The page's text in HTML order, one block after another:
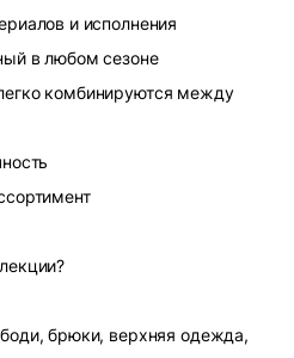
и исполнения
в любом сезоне
комбинируются между
брюки, верхняя одежда,